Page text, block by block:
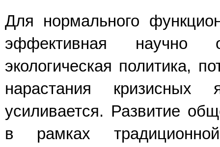
Для нормального
эффективная научно
экологическая политика,
нарастания
усиливается. Развитие
в рамках